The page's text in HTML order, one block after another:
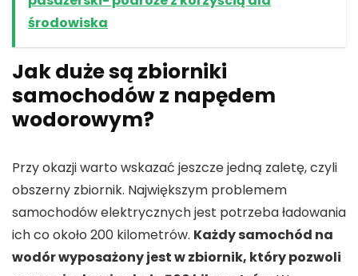
środowiska
Jak duże są zbiorniki
samochodów z napędem
wodorowym?
Przy okazji warto wskazać jeszcze jedną zaletę, czyli
obszerny zbiornik. Największym problemem
samochodów elektrycznych jest potrzeba ładowania
ich co około 200 kilometrów. Każdy samochód na
wodór wyposażony jest w zbiornik, który pozwoli